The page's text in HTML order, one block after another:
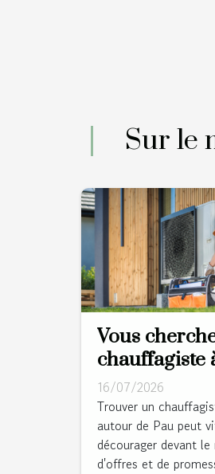
Sur le
Vous
chauffagiste
Cette équipe
installe votre
à chaleur sur
mesure !
16/07/2026
Trouver un
autour de Pau peut
décourager devant le
d'offres et de